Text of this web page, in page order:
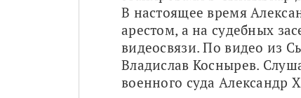
В настоящее время
арестом, а на судебных
видеосвязи. По видео из
Владислав Коснырев.
военного суда Александр